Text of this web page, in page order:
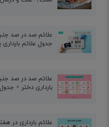
علائم صد در صد
جدول علائم بارداری
علائم صد در صد
بارداری دختر +
علائم بارداری در